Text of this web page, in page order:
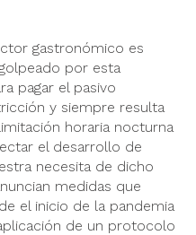
gastronómico es
por esta
pagar el pasivo
y siempre resulta
horaria nocturna
el desarrollo de
necesita de dicho
medidas que
el inicio de la pandemia
de un protocolo